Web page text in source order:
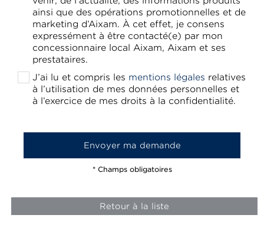
ainsi que des opérations promotionnelles et de
marketing d’Aixam. À cet effet, je consens
expressément à être contacté(e) par mon
concessionnaire local Aixam, Aixam et ses
prestataires.
J’ai lu et compris les mentions légales relatives
à l’utilisation de mes données personnelles et
à l’exercice de mes droits à la confidentialité.
* Champs obligatoires
Retour à la liste